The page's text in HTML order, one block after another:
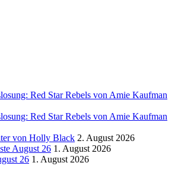
Red Star Rebels von Amie Kaufman
Red Star Rebels von Amie Kaufman
von Holly Black 2. August 2026
August 26 1. August 2026
26 1. August 2026